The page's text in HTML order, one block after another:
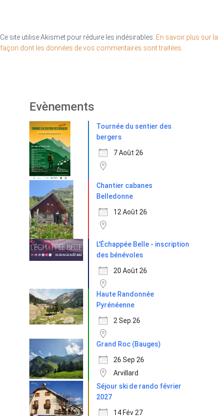
Ce site utilise Akismet pour réduire les indésirables. En savoir plus sur la
façon dont les données de vos commentaires sont traitées
Evènements
Tournée du sentier des
bergers
7 Août 26
Chantier cabanes
Belledonne
12 Août 26
L'Échappée Belle - inscription
des bénévoles
20 Août 26
Haute Randonnée
Pyrénéenne
2 Sep 26
Grand Roc (Bauges)
26 Sep 26
Arvillard
Séjour ski de rando février
2027
14 Fév 27